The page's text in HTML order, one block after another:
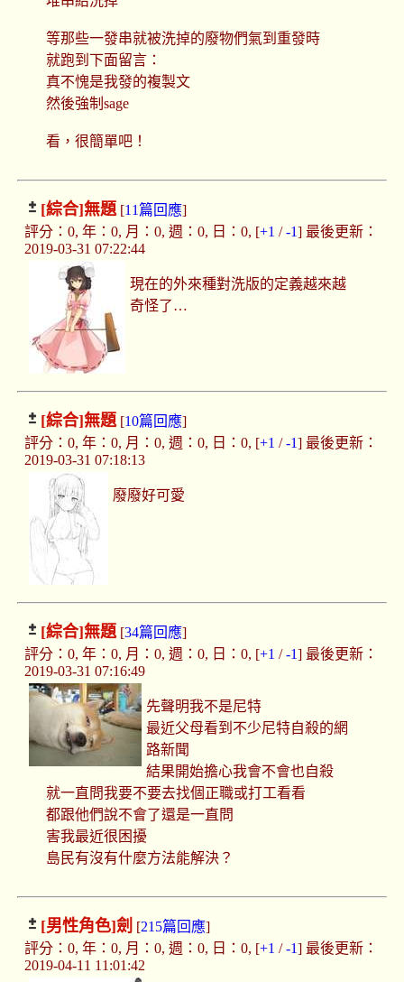
等那些一發串就被洗掉的廢物們氣到重發時
就跑到下面留言：
真不愧是我發的複製文
然後強制sage
看，很簡單吧！
[綜合]無題[11篇回應]
評分：0, 年：0, 月：0, 週：0, 日：0, [+1 /-1] 最後更新：
2019-03-31 07:22:44
現在的外來種對洗版的定義越來越
奇怪了…
[綜合]無題[10篇回應]
評分：0, 年：0, 月：0, 週：0, 日：0, [+1 /-1] 最後更新：
2019-03-31 07:18:13
廢廢好可愛
[綜合]無題[34篇回應]
評分：0, 年：0, 月：0, 週：0, 日：0, [+1 /-1] 最後更新：
2019-03-31 07:16:49
先聲明我不是尼特
最近父母看到不少尼特自殺的網
路新聞
結果開始擔心我會不會也自殺
就一直問我要不要去找個正職或打工看看
都跟他們說不會了還是一直問
害我最近很困擾
島民有沒有什麼方法能解決？
[男性角色]劍 [215篇回應]
評分：0, 年：0, 月：0, 週：0, 日：0, [+1 /-1] 最後更新：
2019-04-11 11:01:42